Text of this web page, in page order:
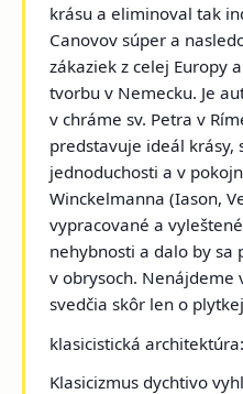
krásu a eliminoval tak
Canovov súper a
zákaziek z celej Europy
tvorbu v Nemecku. Je
v chráme sv. Petra v
predstavuje ideál krásy,
jednoduchosti a v
Winckelmanna (Iason,
vypracované a
nehybnosti a dalo by sa
v obrysoch. Nenájdeme
svedčia skôr len o
klasicistická architektúra:
Klasicizmus dychtivo